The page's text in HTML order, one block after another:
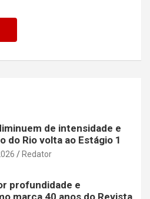
de intensidade e
do Rio volta ao Estágio 1
Redator
profundidade e
marca 40 anos do Revista